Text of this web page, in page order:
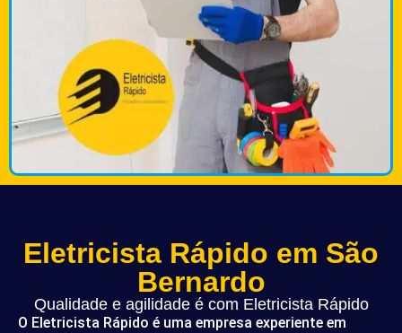
Eletricista Rápido em São
Bernardo
Qualidade e agilidade é com Eletricista Rápido
O Eletricista Rápido é uma empresa experiente em